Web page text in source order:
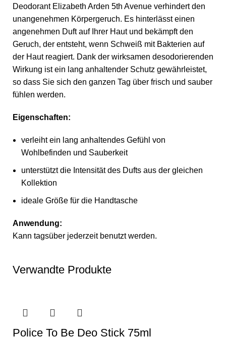
Deodorant Elizabeth Arden 5th Avenue verhindert den
unangenehmen Körpergeruch. Es hinterlässt einen
angenehmen Duft auf Ihrer Haut und bekämpft den
Geruch, der entsteht, wenn Schweiß mit Bakterien auf
der Haut reagiert. Dank der wirksamen desodorierenden
Wirkung ist ein lang anhaltender Schutz gewährleistet,
so dass Sie sich den ganzen Tag über frisch und sauber
fühlen werden.
Eigenschaften:
verleiht ein lang anhaltendes Gefühl von
Wohlbefinden und Sauberkeit
unterstützt die Intensität des Dufts aus der gleichen
Kollektion
ideale Größe für die Handtasche
Anwendung:
Kann tagsüber jederzeit benutzt werden.
Verwandte Produkte
Police To Be Deo Stick 75ml